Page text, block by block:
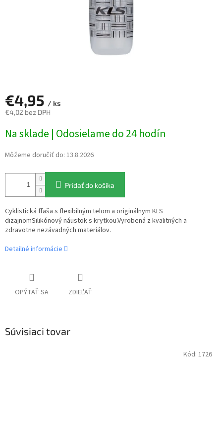
€4,95 / ks
€4,02 bez DPH
cena:
Na sklade | Odosielame do 24 hodín
Môžeme doručiť do: 13.8.2026
Pridať do košíka
Cyklistická fľaša s flexibilným telom a originálnym KLS
dizajnomSilikónový náustok s krytkou.Vyrobená z kvalitných a
zdravotne nezávadných materiálov.
Detailné informácie
OPÝTAŤ SA ZDIEĽAŤ
Súvisiaci tovar
Kód: 1726